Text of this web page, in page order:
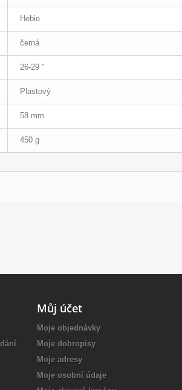
Hebie
černá
26-29 "
Plastový
58 mm
450 g
Můj účet
Moje objednávky
Moje dobropisy
Moje adresy
Moje osobní údaje